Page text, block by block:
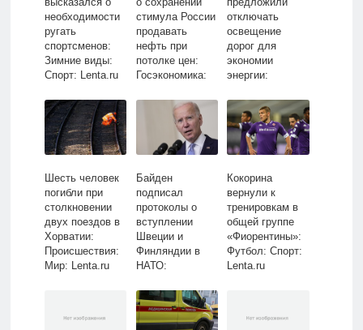
необходимости
ругать
спортсменов:
Зимние виды:
Спорт: Lenta.ru
стимула России
продавать
нефть при
потолке цен:
Госэкономика:
Lenta.ru
отключать
освещение
дорог для
экономии
энергии:
Lenta.ru
Шесть человек
погибли при
столкновении
двух поездов в
Хорватии:
Происшествия:
Мир: Lenta.ru
Байден
подписал
протоколы о
вступлении
Швеции и
Финляндии в
НАТО:
Lenta.ru
Кокорина
вернули к
тренировкам в
общей группе
«Фиорентины»:
Футбол: Спорт:
Lenta.ru